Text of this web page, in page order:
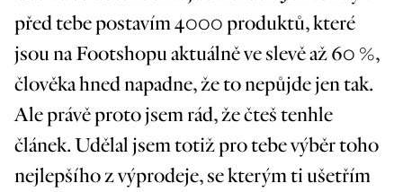
před tebe postavím 4000 produktů, které
jsou na Footshopu aktuálně ve slevě až 60 %,
člověka hned napadne, že to nepůjde jen tak.
Ale právě proto jsem rád, že čteš tenhle
článek. Udělal jsem totiž pro tebe výběr toho
nejlepšího z výprodeje, se kterým ti ušetřím